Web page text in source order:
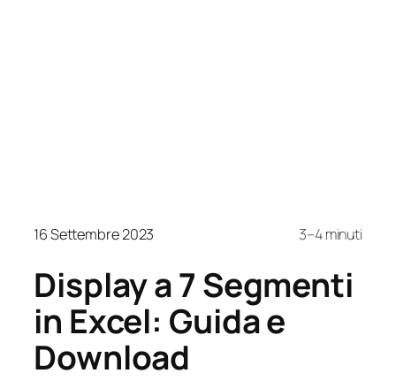
16 Settembre 2023 3–4 minuti
Display a 7 Segmenti
in Excel: Guida e
Download